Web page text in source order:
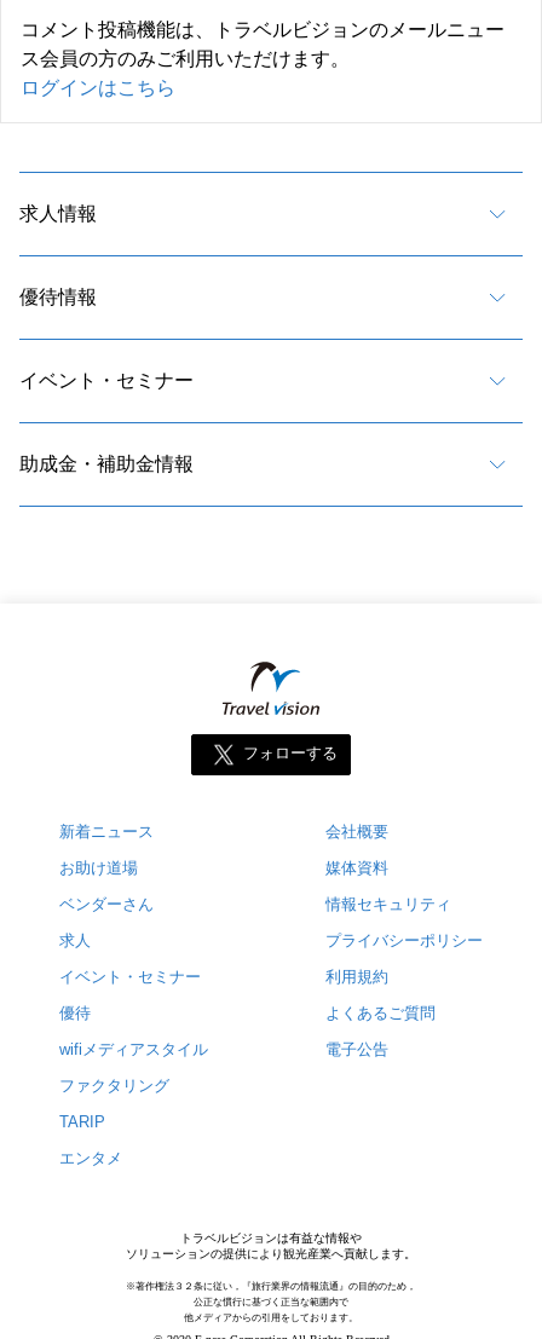
コメント投稿機能は、トラベルビジョンのメールニュー
ス会員の方のみご利用いただけます。
ログインはこちら
求人情報
優待情報
イベント・セミナー
助成金・補助金情報
フォローする
新着ニュース
お助け道場
ベンダーさん
求人
イベント・セミナー
優待
wifiメディアスタイル
ファクタリング
TARIP
エンタメ
会社概要
媒体資料
情報セキュリティ
プライバシーポリシー
利用規約
よくあるご質問
電子公告
トラベルビジョンは有益な情報や
ソリューションの提供により観光産業へ貢献します。
※著作権法３２条に従い，『旅行業界の情報流通』の目的のため，
公正な慣行に基づく正当な範囲内で
他メディアからの引用をしております。